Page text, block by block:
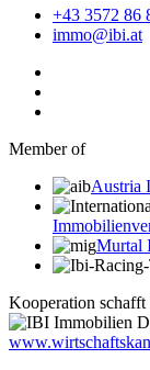
+43 3572 86
immo@ibi.at
Member of
Austria
Murtal
Kooperation schafft